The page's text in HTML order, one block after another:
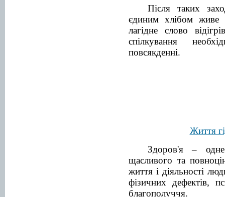
Після таких
єдиним хлібом
лагідне слово
спілкування
повсякденні.
Життя
Здоров'я –
щасливого та
життя і діяльності
фізичних дефектів,
благополуччя.